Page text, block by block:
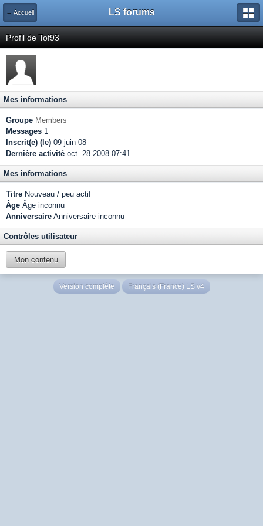
← Accueil LS forums
Profil de Tof93
Mes informations
Groupe Members
Messages 1
Inscrit(e) (le) 09-juin 08
Dernière activité oct. 28 2008 07:41
Mes informations
Titre Nouveau / peu actif
Âge Âge inconnu
Anniversaire Anniversaire inconnu
Contrôles utilisateur
Mon contenu
Version complète Français (France) LS v4